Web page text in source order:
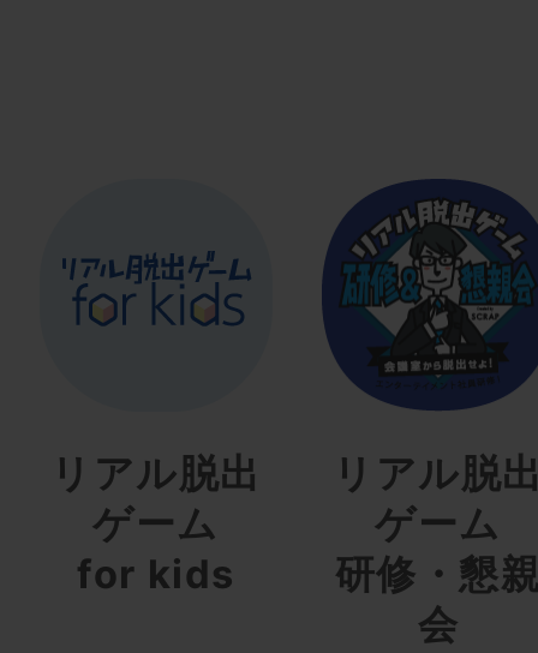
リアル脱出
ゲーム
for kids
リアル脱
ゲーム
研修・懇
会